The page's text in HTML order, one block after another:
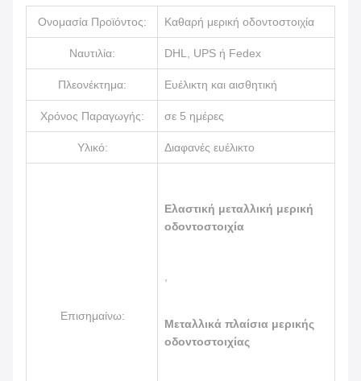
Ονομασία Προϊόντος: Καθαρή μερική οδοντοστοιχία
Ναυτιλία: DHL, UPS ή Fedex
Πλεονέκτημα: Ευέλικτη και αισθητική
Χρόνος Παραγωγής: σε 5 ημέρες
Υλικό: Διαφανές ευέλικτο
Επισημαίνω:
Ελαστική μεταλλική μερική
οδοντοστοιχία
Μεταλλικά πλαίσια μερικής
οδοντοστοιχίας